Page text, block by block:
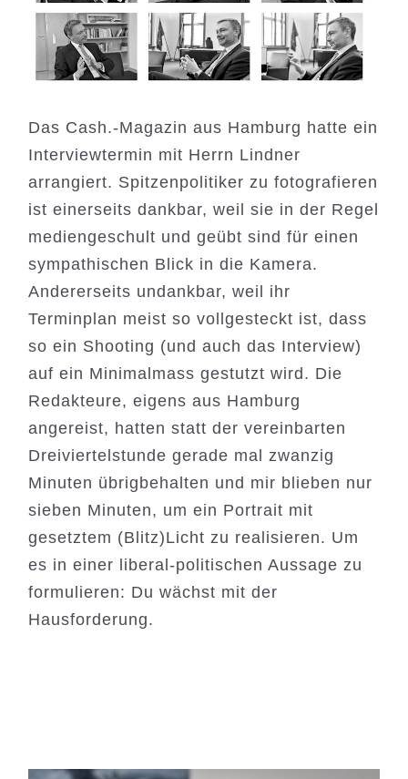
Das Cash.-Magazinaus Hamburg hatte ein
Interviewtermin mit Herrn Lindner
arrangiert. Spitzenpolitiker zu fotografieren
ist einerseits dankbar, weil sie in der Regel
mediengeschult und geübt sind für einen
sympathischen Blick in die Kamera.
Andererseits undankbar, weil ihr
Terminplan meist so vollgesteckt ist, dass
so ein Shooting (und auch das Interview)
auf ein Minimalmass gestutzt wird. Die
Redakteure, eigens aus Hamburg
angereist, hatten statt der vereinbarten
Dreiviertelstunde gerade mal zwanzig
Minuten übrigbehalten und mir blieben nur
sieben Minuten, um ein Portrait mit
gesetztem (Blitz)Licht zu realisieren. Um
es in einer liberal-politischen Aussage zu
formulieren: Du wächst mit der
Hausforderung.